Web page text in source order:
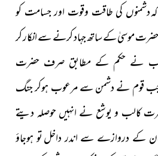
دشمنوں کی طاقت وقوت اور جسامت کو
موسیٰ کے ساتھ جہاد کرنے سے انکار کر
نے حکم کے مطابق صرف حضرت
قوم نے دشمن سے مرعوب ہوکر جنگ
کالب و یوشع نے انہیں حوصلہ دیتے
ان کے دروازے سے اندر داخلتو ہوجاؤ